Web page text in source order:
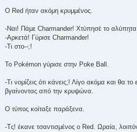
Ο Red ήταν ακόμη κρυμμένος.
-Ναι! Πάμε Charmander! Χτύπησέ το
-Αρκετά! Γύρισε Charmander!
-Τι στο--;!
Το Pokémon γύρισε στην Poke Ball.
-Τι νομίζεις ότι κάνεις;! Λίγο ακόμα και θα το
βγαίνοντας από την κρυψώνα.
Ο τύπος κοίταξε παράξενα.
-Τς! έκανε τσαντισμένος ο Red. Ωραία,